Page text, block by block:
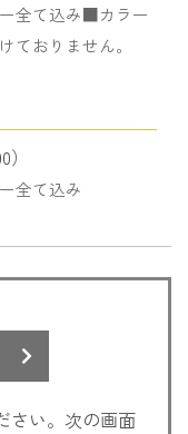
全て込み■カラー
ておりません。
全て込み
さい。次の画面